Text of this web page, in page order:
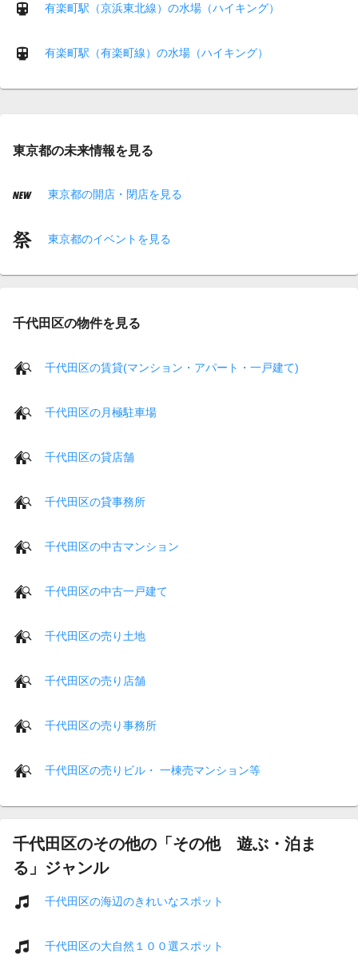
有楽町駅（京浜東北線）の水場（ハイキング）
有楽町駅（有楽町線）の水場（ハイキング）
東京都の未来情報を見る
東京都の開店・閉店を見る
東京都のイベントを見る
千代田区の物件を見る
千代田区の賃貸(マンション・アパート・一戸建て)
千代田区の月極駐車場
千代田区の貸店舗
千代田区の貸事務所
千代田区の中古マンション
千代田区の中古一戸建て
千代田区の売り土地
千代田区の売り店舗
千代田区の売り事務所
千代田区の売りビル・ 一棟売マンション等
千代田区のその他の「その他 遊ぶ・泊ま
る」ジャンル
千代田区の海辺のきれいなスポット
千代田区の大自然１００選スポット